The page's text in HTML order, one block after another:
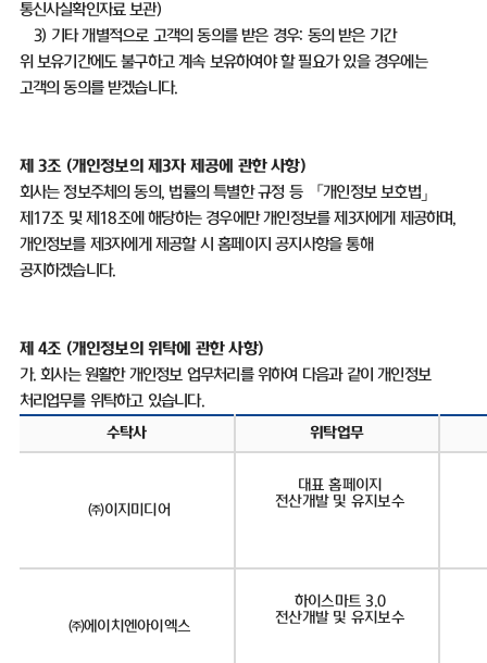
통신사실확인자료 보관)
3) 기타 개별적으로 고객의 동의를 받은 경우: 동의 받은 기간
위 보유기간에도 불구하고 계속 보유하여야 할 필요가 있을 경우에는
고객의 동의를 받겠습니다.
제 3조 (개인정보의 제3자 제공에 관한 사항)
회사는 정보주체의 동의, 법률의 특별한 규정 등 「개인정보 보호법」
제 17조 및 제 18조에 해당하는 경우에만 개인정보를 제 3자에게 제공하며,
개인정보를 제 3자에게 제공할 시 홈페이지 공지사항을 통해
공지하겠습니다.
제 4조 (개인정보의 위탁에 관한 사항)
가.회사는 원활한 개인정보 업무처리를 위하여 다음과 같이 개인정보
처리업무를 위탁하고 있습니다.
수탁사 위탁업무
㈜이지미디어
대표 홈페이지
전산개발 및 유지보수
㈜에이치엔아이엑스
하이스마트 3.0
전산개발 및 유지보수